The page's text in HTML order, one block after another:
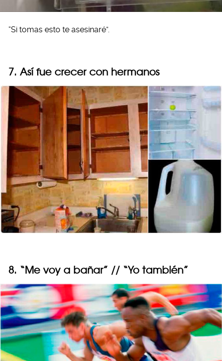
“Si tomas esto te asesinaré”.
7. Así fue crecer con hermanos
8. “Me voy a bañar” // “Yo también”